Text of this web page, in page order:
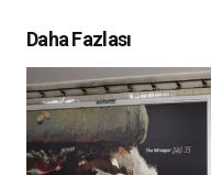
Daha Fazlası